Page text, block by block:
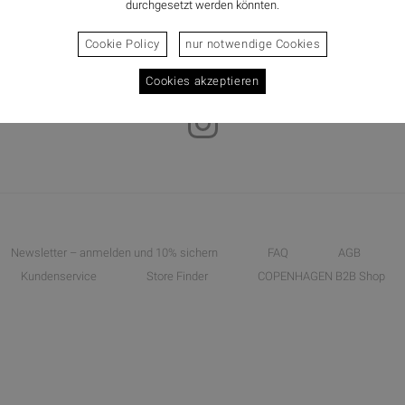
durchgesetzt werden könnten.
Cookie Policy nur notwendige Cookies
Cookies akzeptieren
Newsletter – anmelden und 10% sichern FAQ AGB
Kundenservice
Store Finder COPENHAGEN B2B Shop